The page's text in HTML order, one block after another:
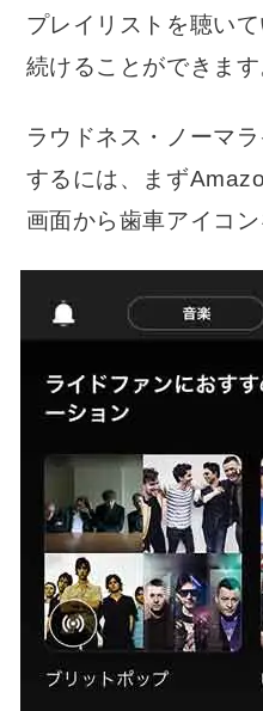
プレイリストを聴い
続けることができます
ラウドネス・ノーマ
するには、まず
画面から歯車アイコン